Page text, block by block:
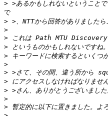
>
で
>
>
>
>
>
>
>
>
>
>
>